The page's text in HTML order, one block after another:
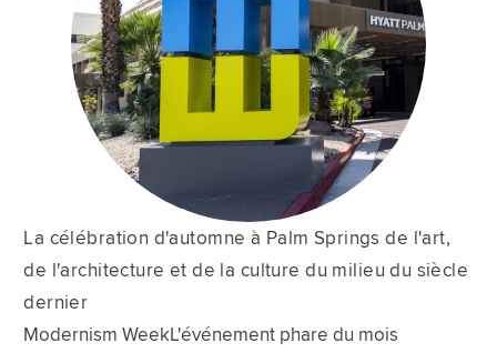
La célébration d'automne à Palm Springs de l'art,
de l'architecture et de la culture du milieu du siècle
dernier
Modernism WeekL'événement phare du mois